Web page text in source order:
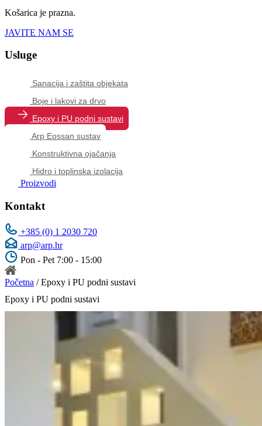
Košarica je prazna.
JAVITE NAM SE
Usluge
Sanacija i zaštita objekata
Boje i lakovi za drvo
Epoxy i PU podni sustavi
Arp Eossan sustav
Konstruktivna ojačanja
Hidro i toplinska izolacija
Proizvodi
Kontakt
+385 (0) 1 2030 720
arp@arp.hr
Pon - Pet 7:00 - 15:00
Početna / Epoxy i PU podni sustavi
Epoxy i PU podni sustavi